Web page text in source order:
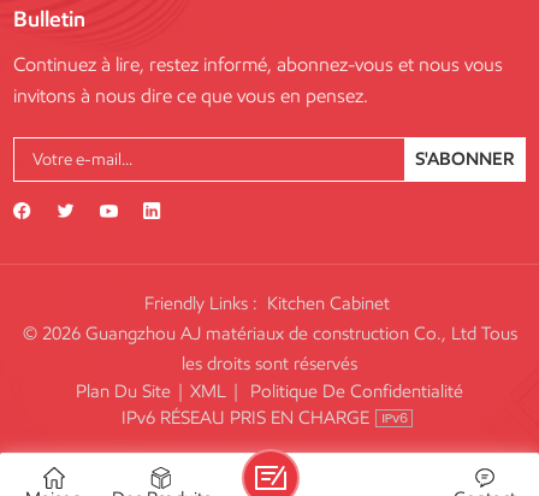
Bulletin
Continuez à lire, restez informé, abonnez-vous et nous vous
invitons à nous dire ce que vous en pensez.
S'ABONNER
Friendly Links : Kitchen Cabinet
© 2026 Guangzhou AJ matériaux de construction Co., Ltd Tous
les droits sont réservés
Plan Du Site | XML |
Politique De Confidentialité
IPv6 RÉSEAU PRIS EN CHARGE